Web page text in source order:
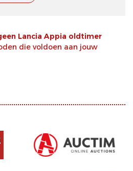
Lancia Appia oldtimer
die voldoen aan jouw